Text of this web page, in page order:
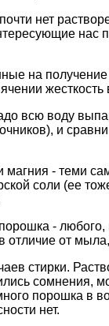
нет
нас
на
всю воду
и
- теми
соли (ее
-
отличие от
стирки.
сомнения,
порошка в
нет.